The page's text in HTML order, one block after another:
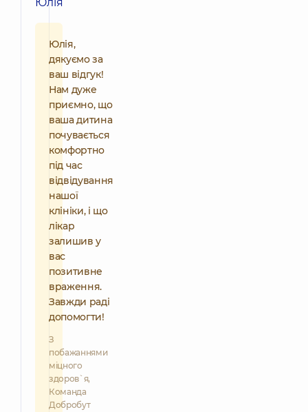
Юлія,
дякуємо за
ваш відгук!
Нам дуже
приємно, що
ваша дитина
почувається
комфортно
під час
відвідування
нашої
клініки, і що
лікар
залишив у
вас
позитивне
враження.
Завжди раді
допомогти!
З
побажаннями
міцного
здоров`я,
Команда
Добробут